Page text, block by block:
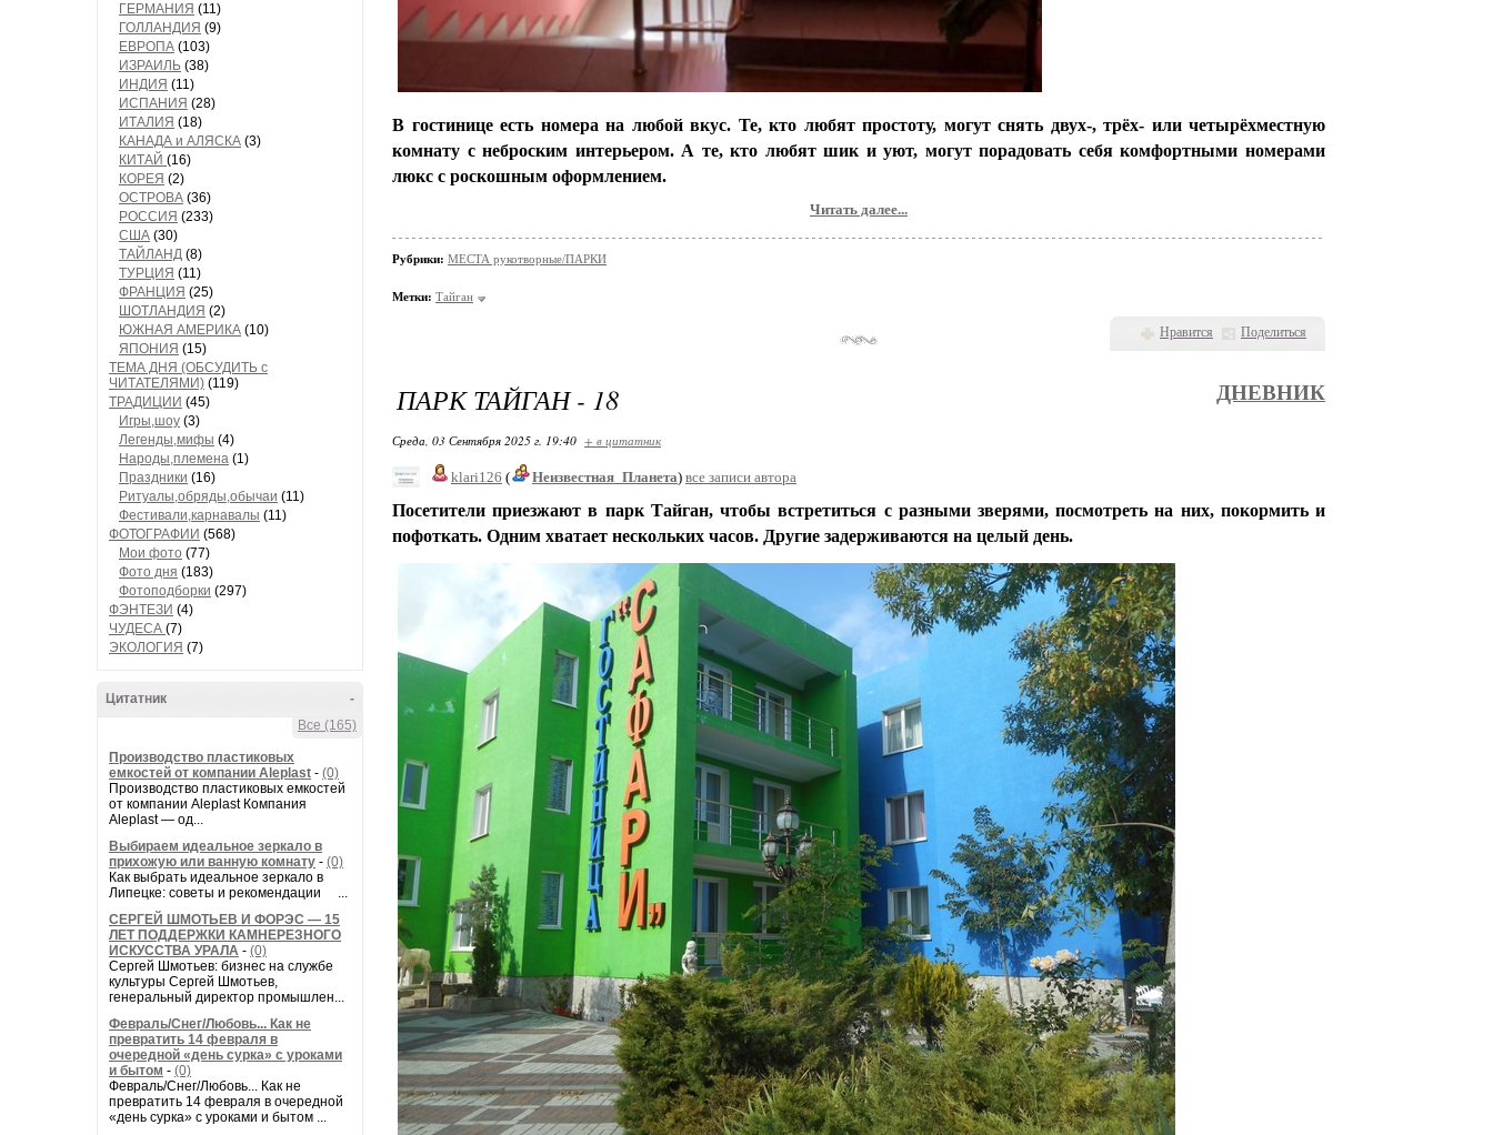
ГЕРМАНИЯ (11)
ГОЛЛАНДИЯ (9)
ЕВРОПА (103)
ИЗРАИЛЬ (38)
ИНДИЯ (11)
ИСПАНИЯ (28)
ИТАЛИЯ (18)
КАНАДА и АЛЯСКА (3)
КИТАЙ (16)
КОРЕЯ (2)
ОСТРОВА (36)
РОССИЯ (233)
США (30)
ТАЙЛАНД (8)
ТУРЦИЯ (11)
ФРАНЦИЯ (25)
ШОТЛАНДИЯ (2)
ЮЖНАЯ АМЕРИКА (10)
ЯПОНИЯ (15)
ТЕМА ДНЯ (ОБСУДИТЬ с
ЧИТАТЕЛЯМИ) (119)
ТРАДИЦИИ (45)
Игры,шоу (3)
Легенды,мифы (4)
Народы,племена (1)
Праздники (16)
Ритуалы,обряды,обычаи (11)
Фестивали,карнавалы (11)
ФОТОГРАФИИ (568)
Мои фото (77)
Фото дня (183)
Фотоподборки (297)
ФЭНТЕЗИ (4)
ЧУДЕСА (7)
ЭКОЛОГИЯ (7)
-
Цитатник
Все (165)
Производство пластиковых
емкостей от компании Aleplast - (0)
Производство пластиковых емкостей
от компании Aleplast Компания
Aleplast — од...
Выбираем идеальное зеркало в
прихожую или ванную комнату - (0)
Как выбрать идеальное зеркало в
Липецке: советы и рекомендации ...
СЕРГЕЙ ШМОТЬЕВ И ФОРЭС — 15
ЛЕТ ПОДДЕРЖКИ КАМНЕРЕЗНОГО
ИСКУССТВА УРАЛА - (0)
Сергей Шмотьев: бизнес на службе
культуры Сергей Шмотьев,
генеральный директор промышлен...
Февраль/Снег/Любовь... Как не
превратить 14 февраля в
очередной «день сурка» с уроками
и бытом - (0)
Февраль/Снег/Любовь... Как не
превратить 14 февраля в очередной
«день сурка» с уроками и бытом ...
Нравится Поделиться
В гостинице есть номера на любой вкус. Те, кто любят простоту, могут снять двух-, трёх- или четырёхместную
комнату с неброским интерьером. А те, кто любят шик и уют, могут порадовать себя комфортными номерами
люкс с роскошным оформлением.
Читать далее...
Рубрики: МЕСТА рукотворные/ПАРКИ
Метки: Тайган
ПАРК ТАЙГАН - 18 ДНЕВНИК
Среда, 03 Сентября 2025 г. 19:40 + в цитатник
klari126 ( Неизвестная_Планета) все записи автора
Посетители приезжают в парк Тайган, чтобы встретиться с разными зверями, посмотреть на них, покормить и
пофоткать. Одним хватает нескольких часов. Другие задерживаются на целый день.